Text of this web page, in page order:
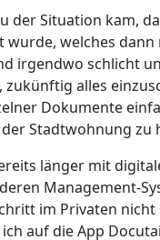
der Situation kam,
wurde, welches
irgendwo schlicht
zukünftig alles
Dokumente
Stadtwohnung zu
länger mit
Management-
im Privaten nicht
auf die App